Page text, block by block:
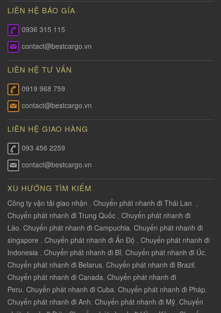
LIÊN HỆ BÁO GÍA
0936 315 115
contact@bestcargo.vn
LIÊN HỆ TƯ VẤN
0919 968 759
contact@bestcargo.vn
LIÊN HỆ GIAO HÀNG
093 456 2259
contact@bestcargo.vn
XU HƯỚNG TÌM KIẾM
Công ty vận tải giao nhận , Chuyển phát nhanh đi Thái Lan ,
Chuyển phát nhanh đi Trung Quốc , Chuyển phát nhanh đi
Lào, Chuyển phát nhanh đi Campuchia, Chuyển phát nhanh đi
singapore , Chuyển phát nhanh đi Ấn Độ , Chuyển phát nhanh đi
Indonesia , Chuyển phát nhanh đi Bỉ, Chuyển phát nhanh đi Úc,
Chuyển phát nhanh đi Belarus, Chuyển phát nhanh đi Brazil,
Chuyển phát nhanh đi Canada, Chuyển phát nhanh đi
Peru, Chuyển phát nhanh đi Cuba, Chuyển phát nhanh đi Pháp,
Chuyển phát nhanh đi Anh, Chuyển phát nhanh đi Mỹ, Chuyển